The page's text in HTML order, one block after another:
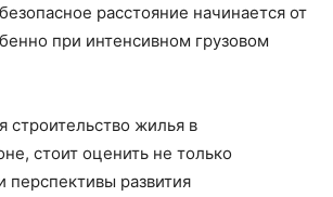
расстояние начинается от
при интенсивном грузовом
строительство жилья в
стоит оценить не только
перспективы развития